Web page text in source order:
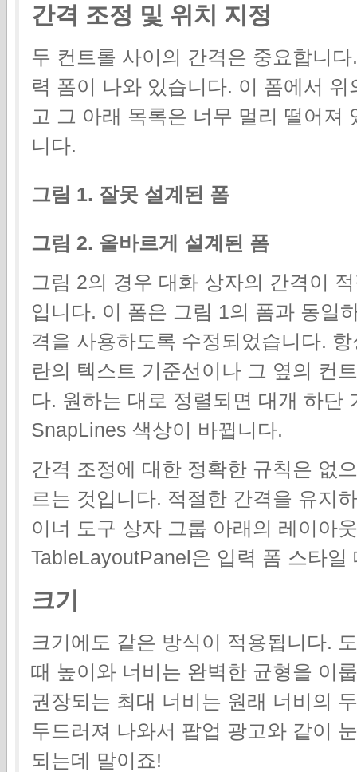
간격 조정 및 위치 지정
두 컨트롤 사이의 간격은 중요합니
력 폼이 나와 있습니다. 이 폼에서
고 그 아래 목록은 너무 멀리 떨어져
니다.
그림 1. 잘못 설계된 폼
그림 2. 올바르게 설계된 폼
그림 2의 경우 대화 상자의 간격이
입니다. 이 폼은 그림 1의 폼과 동일
격을 사용하도록 수정되었습니다.
란의 텍스트 기준선이나 그 옆의 컨
다. 원하는 대로 정렬되면 대개 하단
SnapLines 색상이 바뀝니다.
간격 조정에 대한 정확한 규칙은 없
르는 것입니다. 적절한 간격을 유지
이너 도구 상자 그룹 아래의 레이아
TableLayoutPanel은 입력 폼 스타
크기
크기에도 같은 방식이 적용됩니다.
때 높이와 너비는 완벽한 균형을 이
권장되는 최대 너비는 원래 너비의
두드러져 나와서 팝업 광고와 같이
되는데 말이죠!